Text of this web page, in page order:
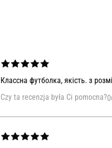
Классна футболка, якість. з
Czy ta recenzja była Ci pomocna?0